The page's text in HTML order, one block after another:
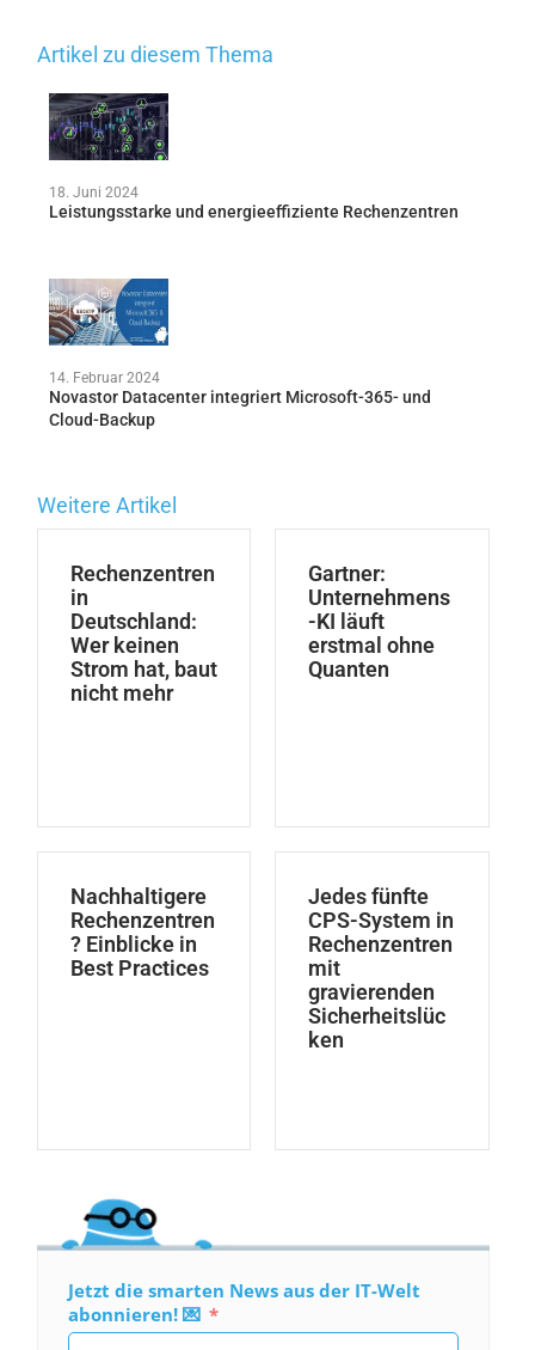
Artikel zu diesem Thema
18. Juni 2024
Leistungsstarke und energieeffiziente Rechenzentren
14. Februar 2024
Novastor Datacenter integriert Microsoft-365- und
Cloud-Backup
Weitere Artikel
Rechenzentren
in
Deutschland:
Wer keinen
Strom hat, baut
nicht mehr
Gartner:
Unternehmens
-KI läuft
erstmal ohne
Quanten
Nachhaltigere
Rechenzentren
? Einblicke in
Best Practices
Jedes fünfte
CPS-System in
Rechenzentren
mit
gravierenden
Sicherheitslüc
ken
Jetzt die smarten News aus der IT-Welt
abonnieren! 💌